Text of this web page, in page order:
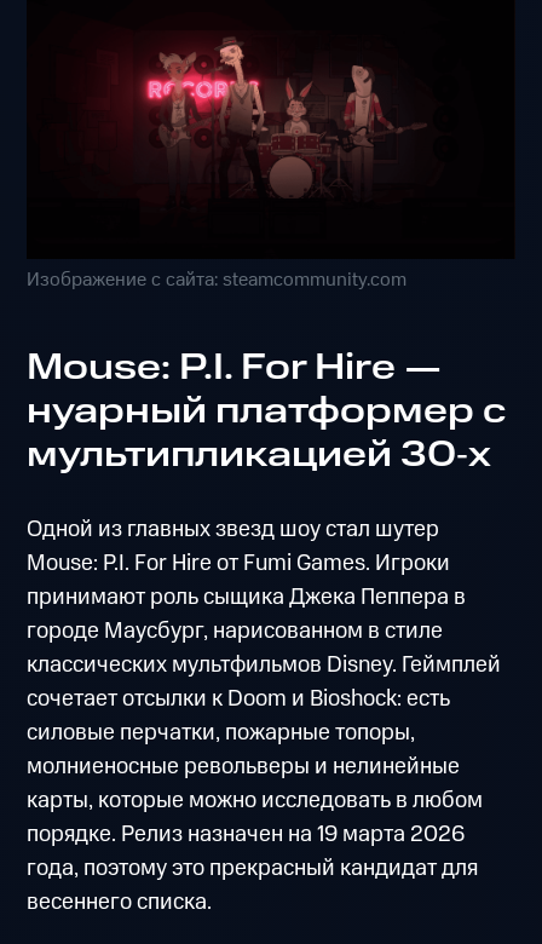
Изображение с сайта: steamcommunity.com
Mouse: P.I. For Hire —
нуарный платформер с
мультипликацией 30‑х
Одной из главных звезд шоу стал шутер
Mouse: P.I. For Hire от Fumi Games. Игроки
принимают роль сыщика Джека Пеппера в
городе Маусбург, нарисованном в стиле
классических мультфильмов Disney. Геймплей
сочетает отсылки к Doom и Bioshock: есть
силовые перчатки, пожарные топоры,
молниеносные револьверы и нелинейные
карты, которые можно исследовать в любом
порядке. Релиз назначен на 19 марта 2026
года, поэтому это прекрасный кандидат для
весеннего списка.